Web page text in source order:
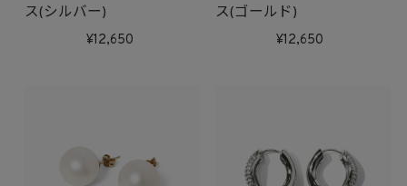
ス(シルバー)
12,650
ス(ゴールド)
12,650